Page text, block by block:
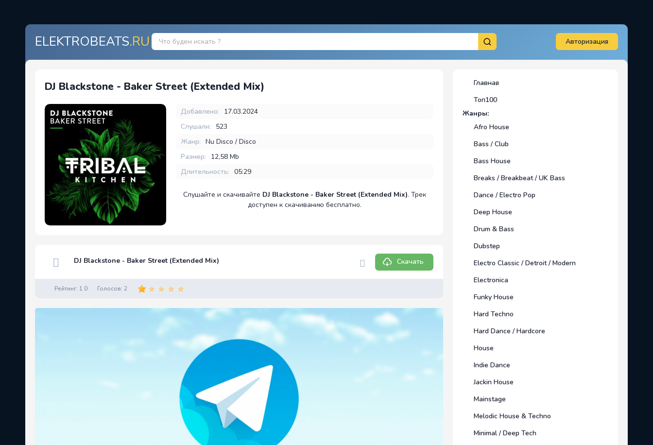
ELEKTROBEATS.RU Авторизация
DJ Blackstone - Baker Street (Extended Mix)
Добавлено:
17.03.2024
Слушали:
523
Жанр: Nu Disco / Disco
Размер:
12,58 Mb
Длительность: 05:29
Слушайте и скачивайте DJ Blackstone - Baker Street (Extended Mix). Трек
доступен к скачиванию бесплатно.
DJ Blackstone - Baker Street (Extended Mix) Скачать
Рейтинг: 1.0 Голосов: 2
Главная
Топ100
Жанры:
Afro House
Bass / Club
Bass House
Breaks / Breakbeat / UK Bass
Dance / Electro Pop
Deep House
Drum & Bass
Dubstep
Electro Classic / Detroit / Modern
Electronica
Funky House
Hard Techno
Hard Dance / Hardcore
House
Indie Dance
Jackin House
Mainstage
Melodic House & Techno
Minimal / Deep Tech